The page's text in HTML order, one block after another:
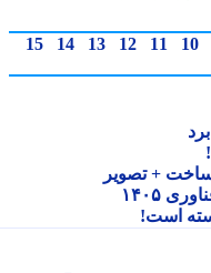
11
12
13
14
15
+ تصویر
است!